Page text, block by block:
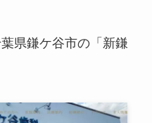
県鎌ケ谷市の「新鎌